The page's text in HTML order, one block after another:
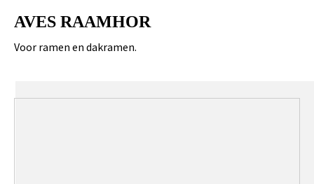
AVES RAAMHOR
Voor ramen en dakramen.